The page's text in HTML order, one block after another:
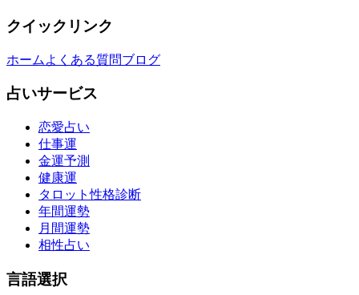
クイックリンク
ホーム よくある質問ブログ
占いサービス
恋愛占い
仕事運
金運予測
健康運
タロット性格診断
年間運勢
月間運勢
相性占い
言語選択